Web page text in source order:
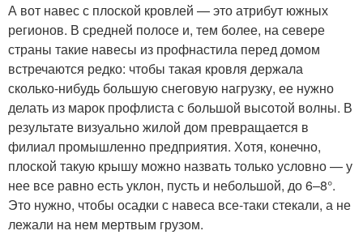
А вот навес с плоской кровлей — это атрибут южных
регионов. В средней полосе и, тем более, на севере
страны такие навесы из профнастила перед домом
встречаются редко: чтобы такая кровля держала
сколько-нибудь большую снеговую нагрузку, ее нужно
делать из марок профлиста с большой высотой волны. В
результате визуально жилой дом превращается в
филиал промышленно предприятия. Хотя, конечно,
плоской такую крышу можно назвать только условно — у
нее все равно есть уклон, пусть и небольшой, до 6–8°.
Это нужно, чтобы осадки с навеса все-таки стекали, а не
лежали на нем мертвым грузом.